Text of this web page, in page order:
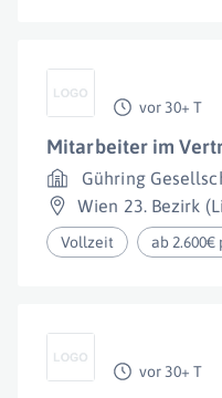
vor 30+ T
Mitarbeiter im
Gühring
Wien 23. Bezirk
Vollzeit ab
vor 30+ T